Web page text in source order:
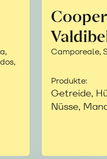
Camporeale,
Produkte:
Getreide,
Nüsse,